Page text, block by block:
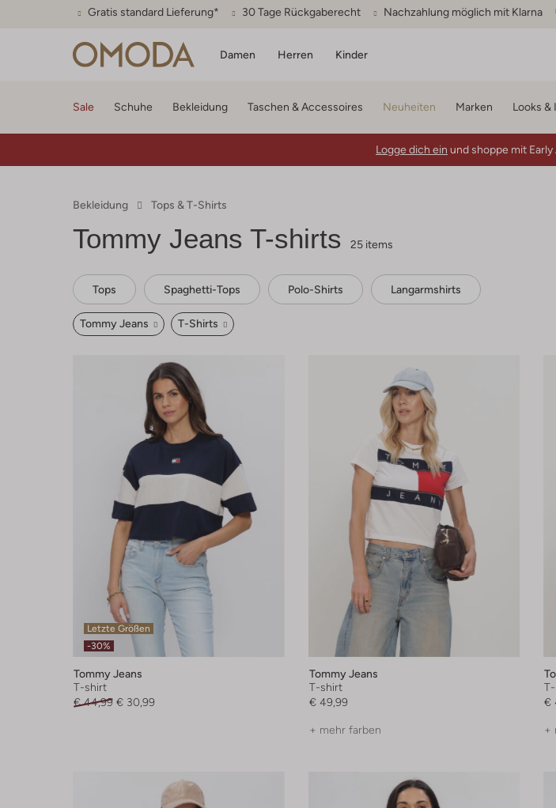
Gratis standard Lieferung* 30 Tage Rückgaberecht Nachzahlung möglich mit Klarna
Damen Herren Kinder
Sale Schuhe Bekleidung Taschen & Accessoires Neuheiten Marken Looks &
Logge dich ein und shoppe mit
Bekleidung Tops & T-Shirts
Tommy Jeans T-shirts 25 items
Tops Spaghetti-Tops Polo-Shirts Langarmshirts
Tommy Jeans T-Shirts
Letzte Größen
-30%
Tommy Jeans
T-shirt
€ 44,99 € 30,99
Tommy Jeans
T-shirt
€ 49,99
+ mehr farben
€
+